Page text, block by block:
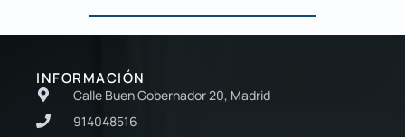
INFORMACIÓN
Calle Buen Gobernador 20, Madrid
914048516